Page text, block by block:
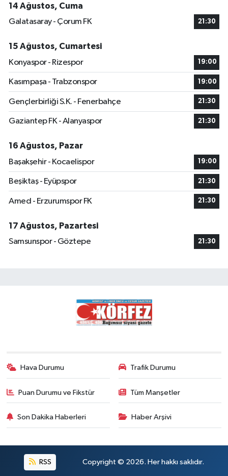
14 Ağustos, Cuma
Galatasaray - Çorum FK
21:30
15 Ağustos, Cumartesi
Konyaspor - Rizespor
19:00
Kasımpaşa - Trabzonspor 19:00
Gençlerbirliği S.K. - Fenerbahçe 21:30
Gaziantep FK - Alanyaspor 21:30
16 Ağustos, Pazar
Başakşehir - Kocaelispor
19:00
Beşiktaş - Eyüpspor 21:30
Amed - Erzurumspor FK 21:30
17 Ağustos, Pazartesi
Samsunspor - Göztepe
21:30
Hava Durumu Trafik Durumu
Puan Durumu ve Fikstür Tüm Manşetler
Son Dakika Haberleri Haber Arşivi
RSS Copyright © 2026. Her hakkı saklıdır.